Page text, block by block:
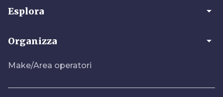
Esplora arrow_drop_down
Organizza arrow_drop_down
Make/Area operatori